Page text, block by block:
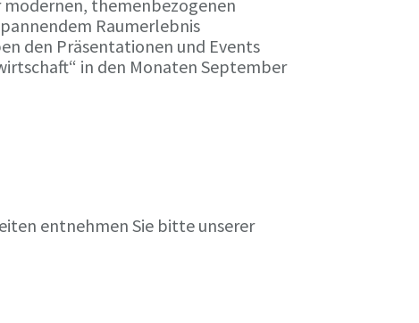
modernen, themenbezogenen
Raumerlebnis
den Präsentationen und Events
in den Monaten September
entnehmen Sie bitte unserer